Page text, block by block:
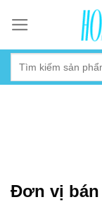
content
Đơn vị